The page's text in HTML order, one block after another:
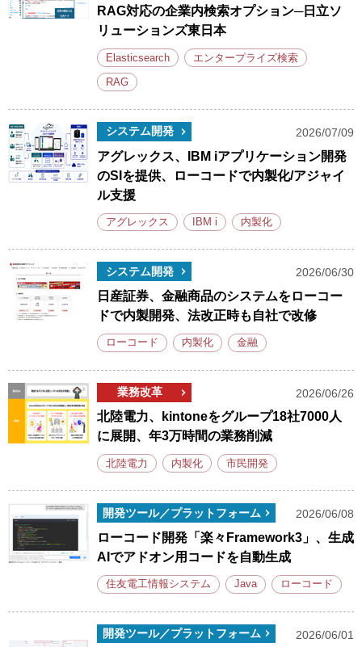
RAG対応の企業内検索オプション─日立ソ
リューションズ東日本
Elasticsearch エンタープライズ検索
RAG
システム開発 2026/07/09
アグレックス、IBM iアプリケーション開発
のSIを提供、ローコードで内製化/アジャイ
ル支援
アグレックス IBM i 内製化
システム開発 2026/06/30
日産証券、金融商品のシステムをローコー
ドで内製開発、法改正時も自社で改修
ローコード 内製化 金融
業務改革 2026/06/26
北陸電力、kintoneをグループ18社7000人
に展開、年3万時間の業務削減
北陸電力 内製化 市民開発
開発ツール／プラットフォーム 2026/06/08
ローコード開発「楽々Framework3」、生成
AIでアドオン用コードを自動生成
住友電工情報システム Java ローコード
開発ツール／プラットフォーム 2026/06/01